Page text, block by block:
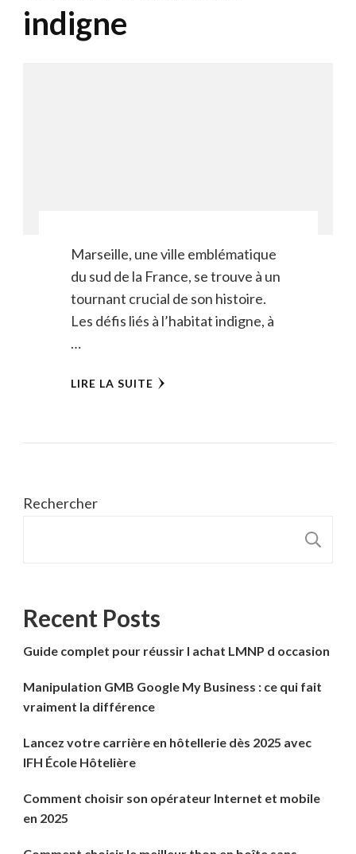
indigne
Marseille, une ville emblématique
du sud de la France, se trouve à un
tournant crucial de son histoire.
Les défis liés à l’habitat indigne, à
…
LIRE LA SUITE
Rechercher
Recent Posts
Guide complet pour réussir l achat LMNP d occasion
Manipulation GMB Google My Business : ce qui fait
vraiment la différence
Lancez votre carrière en hôtellerie dès 2025 avec
IFH École Hôtelière
Comment choisir son opérateur Internet et mobile
en 2025